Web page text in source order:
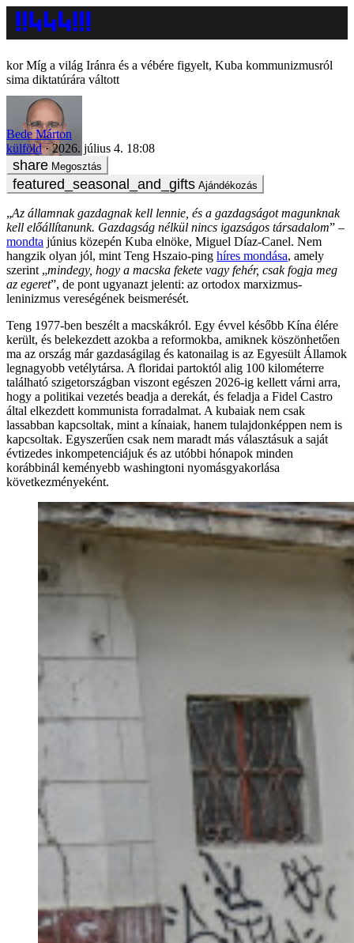
Míg a világ Iránra és a vébére figyelt, Kuba kommunizmusról
sima diktatúrára váltott
Bede Márton
külföld
2026. július 4. 18:08
Megosztás
Ajándékozás
„Az államnak gazdagnak kell lennie, és a gazdagságot magunknak
kell előállítanunk. Gazdagság nélkül nincs igazságos társadalom” –
mondta június közepén Kuba elnöke, Miguel Díaz-Canel. Nem
hangzik olyan jól, mint Teng Hszaio-ping híres mondása, amely
szerint „mindegy, hogy a macska fekete vagy fehér, csak fogja meg
az egeret”, de pont ugyanazt jelenti: az ortodox marxizmus-
leninizmus vereségének beismerését.
Teng 1977-ben beszélt a macskákról. Egy évvel később Kína élére
került, és belekezdett azokba a reformokba, amiknek köszönhetően
ma az ország már gazdaságilag és katonailag is az Egyesült Államok
legnagyobb vetélytársa. A floridai partoktól alig 100 kilométerre
található szigetországban viszont egészen 2026-ig kellett várni arra,
hogy a politikai vezetés beadja a derekát, és feladja a Fidel Castro
által elkezdett kommunista forradalmat. A kubaiak nem csak
lassabban kapcsoltak, mint a kínaiak, hanem tulajdonképpen nem is
kapcsoltak. Egyszerűen csak nem maradt más választásuk a saját
évtizedes inkompetenciájuk és az utóbbi hónapok minden
korábbinál keményebb washingtoni nyomásgyakorlása
következményeként.